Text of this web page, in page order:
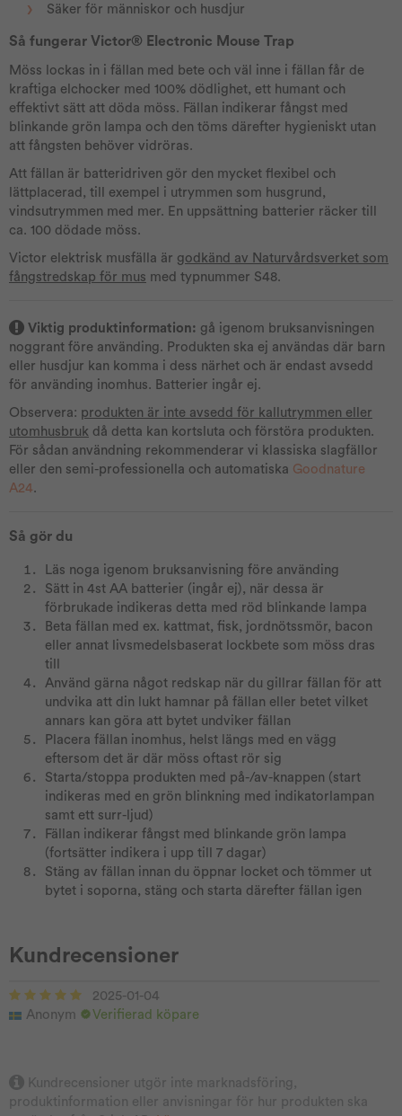
Säker för människor och husdjur
Så fungerar Victor® Electronic Mouse Trap
Möss lockas in i fällan med bete och väl inne i fällan får de
kraftiga elchocker med 100% dödlighet, ett humant och
effektivt sätt att döda möss. Fällan indikerar fångst med
blinkande grön lampa och den töms därefter hygieniskt utan
att fångsten behöver vidröras.
Att fällan är batteridriven gör den mycket flexibel och
lättplacerad, till exempel i utrymmen som husgrund,
vindsutrymmen med mer. En uppsättning batterier räcker till
ca. 100 dödade möss.
Victor elektrisk musfälla är godkänd av Naturvårdsverket som
fångstredskap för mus med typnummer S48.
Viktig produktinformation: gå igenom bruksanvisningen
noggrant före använding. Produkten ska ej användas där barn
eller husdjur kan komma i dess närhet och är endast avsedd
för använding inomhus. Batterier ingår ej.
Observera: produkten är inte avsedd för kallutrymmen eller
utomhusbruk då detta kan kortsluta och förstöra produkten.
För sådan användning rekommenderar vi klassiska slagfällor
eller den semi-professionella och automatiska Goodnature
A24.
Så gör du
Läs noga igenom bruksanvisning före använding
Sätt in 4st AA batterier (ingår ej), när dessa är
förbrukade indikeras detta med röd blinkande lampa
Beta fällan med ex. kattmat, fisk, jordnötssmör, bacon
eller annat livsmedelsbaserat lockbete som möss dras
till
Använd gärna något redskap när du gillrar fällan för att
undvika att din lukt hamnar på fällan eller betet vilket
annars kan göra att bytet undviker fällan
Placera fällan inomhus, helst längs med en vägg
eftersom det är där möss oftast rör sig
Starta/stoppa produkten med på-/av-knappen (start
indikeras med en grön blinkning med indikatorlampan
samt ett surr-ljud)
Fällan indikerar fångst med blinkande grön lampa
(fortsätter indikera i upp till 7 dagar)
Stäng av fällan innan du öppnar locket och tömmer ut
bytet i soporna, stäng och starta därefter fällan igen
Kundrecensioner
2025-01-04
Anonym
Verifierad köpare
Kundrecensioner utgör inte marknadsföring,
produktinformation eller anvisningar för hur produkten ska